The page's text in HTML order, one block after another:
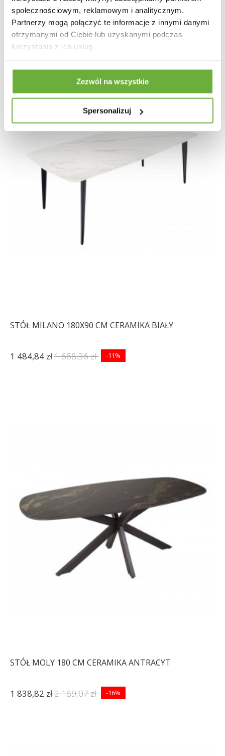
społecznościowym, reklamowym i analitycznym.
Partnerzy mogą połączyć te informacje z innymi danymi
otrzymanymi od Ciebie lub uzyskanymi podczas
korzystania z ich usług.
Zezwól na wszystkie
Spersonalizuj
5 663,78 zł6 992,32 zł -19%
STÓŁ MILANO 180X90 CM CERAMIKA BIAŁY
1 484,84 zł1 668,36 zł -11%
STÓŁ MOLY 180 CM CERAMIKA ANTRACYT
1 838,82 zł2 189,07 zł -16%